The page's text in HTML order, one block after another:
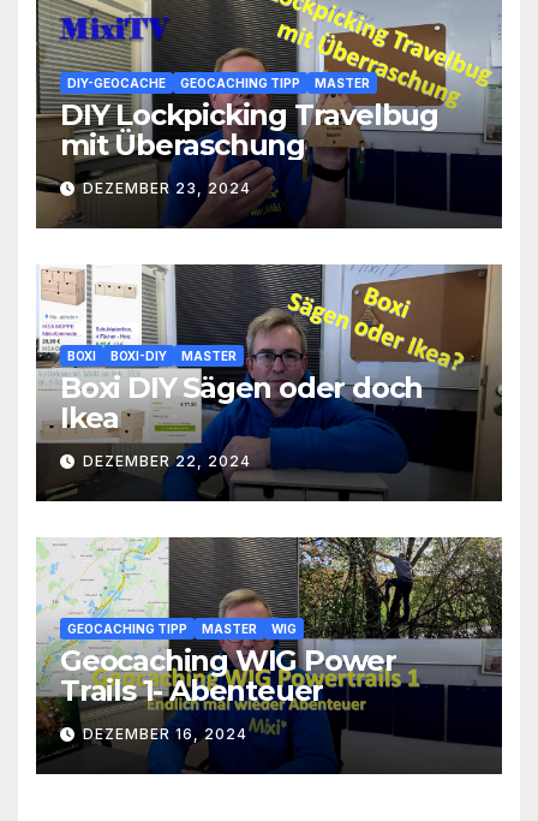
DIY-GEOCACHE GEOCACHING TIPP MASTER
DIY Lockpicking Travelbug
mit Überaschung
DEZEMBER 23, 2024
BOXI BOXI-DIY MASTER
Boxi DIY Sägen oder doch
Ikea
DEZEMBER 22, 2024
GEOCACHING TIPP MASTER WIG
Geocaching WIG Power
Trails 1- Abenteuer
DEZEMBER 16, 2024